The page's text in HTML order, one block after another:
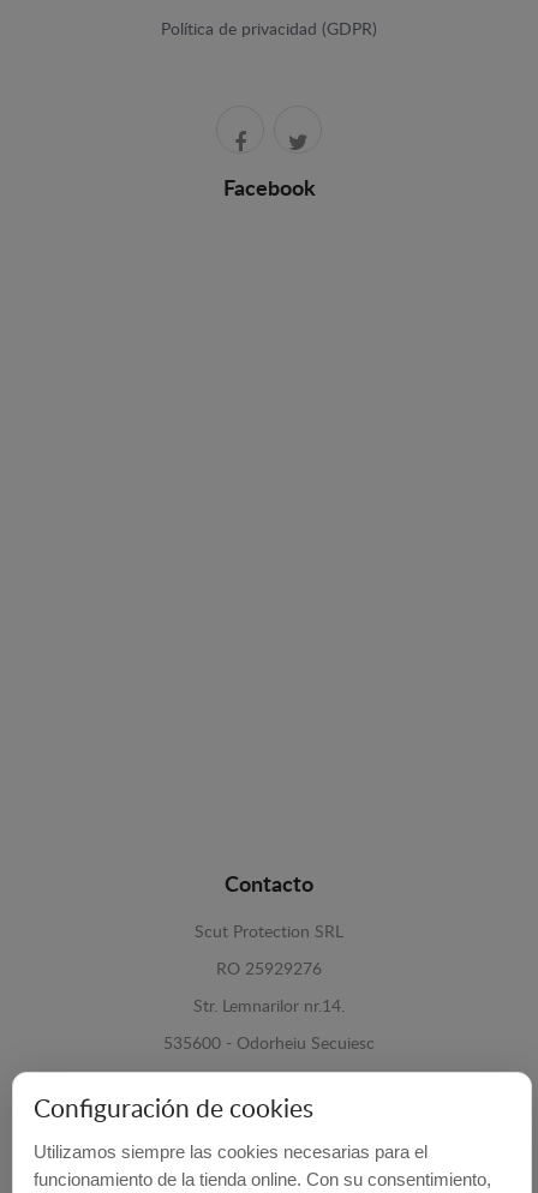
Política de privacidad (GDPR)
Facebook
Contacto
Scut Protection SRL
RO 25929276
Str. Lemnarilor nr.14.
535600 - Odorheiu Secuiesc
Configuración de cookies
Utilizamos siempre las cookies necesarias para el
funcionamiento de la tienda online. Con su consentimiento,